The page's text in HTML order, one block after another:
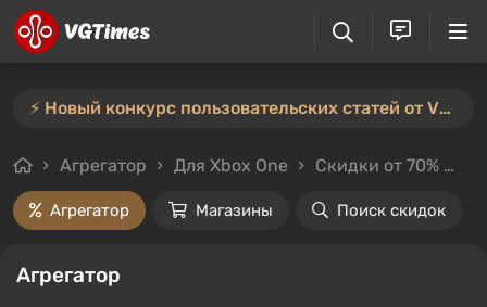
⚡️ Новый конкурс пользовательских статей от VGTimes — участвуйте тут ⚡️
Агрегатор Для Xbox One Скидки от 70%
Агрегатор Магазины Поиск скидок
Агрегатор